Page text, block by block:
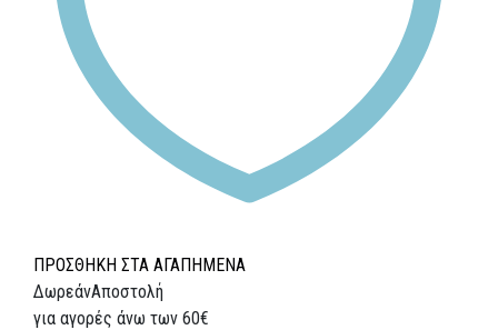
ΠΡΟΣΘΗΚΗ ΣΤΑ ΑΓΑΠΗΜΕΝΑ
ΔωρεάνΑποστολή
για αγορές άνω των 60€